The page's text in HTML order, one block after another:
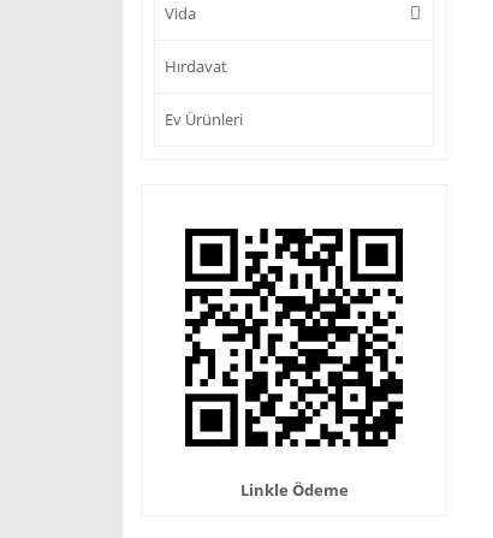
Vida
Hırdavat
Ev Ürünleri
Linkle Ödeme